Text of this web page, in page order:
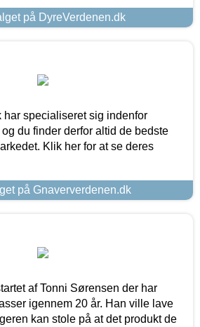
på DyreVerdenen.dk
har specialiseret sig indenfor
du finder derfor altid de bedste
Klik her for at se deres
på Gnaververdenen.dk
af Tonni Sørensen der har
igennem 20 år. Han ville lave
kan stole på at det produkt de